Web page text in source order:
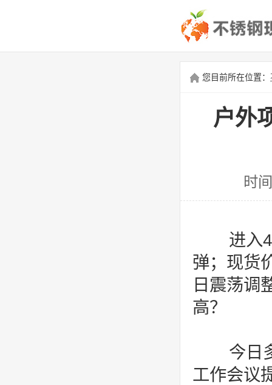
您目前所在位置：
户外
时
进入4
弹；现货
日震荡调
高？
今日
工作会议